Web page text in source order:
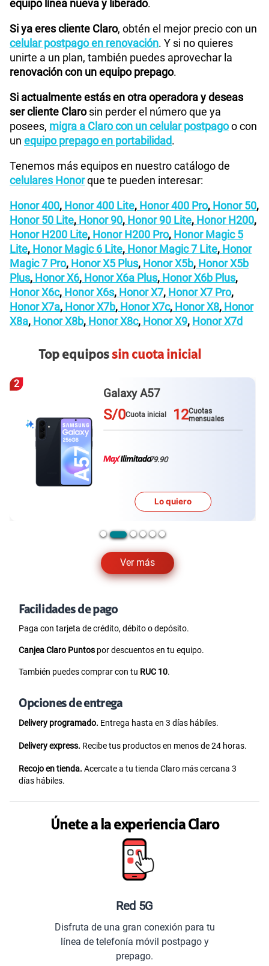
equipo línea nueva y liberado.
Si ya eres cliente Claro, obtén el mejor precio con un
celular postpago en renovación. Y si no quieres
unirte a un plan, también puedes aprovechar la
renovación con un equipo prepago.
Si actualmente estás en otra operadora y deseas
ser cliente Clarosin perder el número que ya
posees, migra a Claro con un celular postpagoo con
un equipo prepago en portabilidad.
Tenemos más equipos en nuestro catálogo de
celulares Honorque te pueden interesar:
Honor 400, Honor 400 Lite, Honor 400 Pro, Honor 50,
Honor 50 Lite, Honor 90, Honor 90 Lite, Honor H200,
Honor H200 Lite, Honor H200 Pro, Honor Magic 5
Lite, Honor Magic 6 Lite, Honor Magic 7 Lite, Honor
Magic 7 Pro, Honor X5 Plus, Honor X5b, Honor X5b
Plus, Honor X6, Honor X6a Plus, Honor X6b Plus,
Honor X6c, Honor X6s, Honor X7, Honor X7 Pro,
Honor X7a, Honor X7b, Honor X7c, Honor X8, Honor
X8a, Honor X8b, Honor X8c, Honor X9, Honor X7d
Top equipossin cuota inicial
Ver más
2
Galaxy A57
S/0Cuota inicial 12Cuotas
mensuales
79.90
Lo quiero
Facilidades de pago
Paga con tarjeta de crédito, débito o depósito.
Canjea Claro Puntos por descuentos en tu equipo.
También puedes comprar con tu RUC 10.
Opciones de entrega
Delivery programado. Entrega hasta en 3 días hábiles.
Delivery express. Recibe tus productos en menos de 24 horas.
Recojo en tienda. Acercate a tu tienda Claro más cercana 3
días hábiles.
Únete a la experiencia Claro
Red 5G
Disfruta de una gran conexión para tu
línea de telefonía móvil postpago y
prepago.